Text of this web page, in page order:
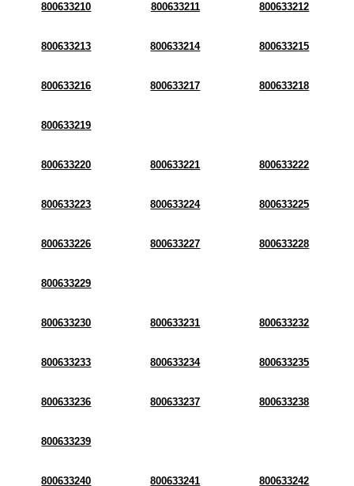
800633210 800633211 800633212
800633213 800633214 800633215
800633216 800633217 800633218
800633219
800633220 800633221 800633222
800633223 800633224 800633225
800633226 800633227 800633228
800633229
800633230 800633231 800633232
800633233 800633234 800633235
800633236 800633237 800633238
800633239
800633240 800633241 800633242